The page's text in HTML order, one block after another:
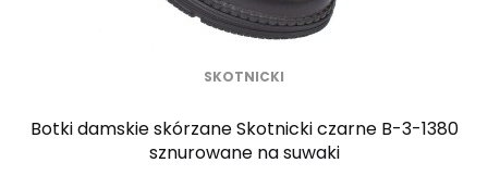
SKOTNICKI
Botki damskie skórzane Skotnicki czarne B-3-1380
sznurowane na suwaki